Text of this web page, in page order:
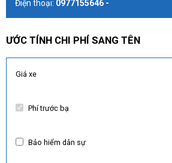
Điện thoại: 0977155646 -
ƯỚC TÍNH CHI PHÍ SANG TÊN
Giá xe
Phí trước bạ
Bảo hiểm dân sự